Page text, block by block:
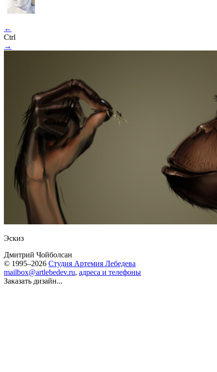
←
Ctrl
→
Эскиз
Дмитрий Чойболсан
© 1995–2026 Студия Артемия Лебедева
mailbox@artlebedev.ru, адреса и телефоны
Заказать дизайн...